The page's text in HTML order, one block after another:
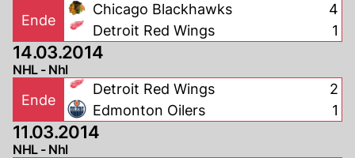
Ende
Chicago Blackhawks
Detroit Red Wings
4
1
14.03.2014
NHL - Nhl
Ende
Detroit Red Wings
Edmonton Oilers
2
1
11.03.2014
NHL - Nhl